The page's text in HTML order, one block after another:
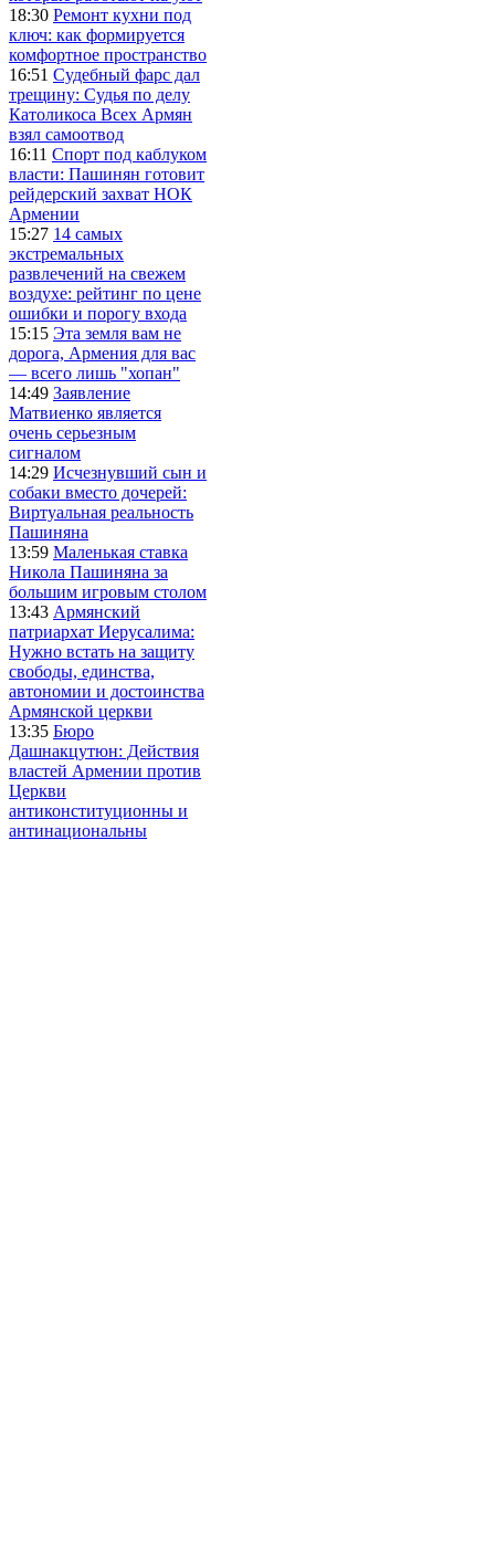
18:30 Ремонт кухни под
ключ: как формируется
комфортное пространство
16:51 Судебный фарс дал
трещину: Судья по делу
Католикоса Всех Армян
взял самоотвод
16:11 Спорт под каблуком
власти: Пашинян готовит
рейдерский захват НОК
Армении
15:27 14 самых
экстремальных
развлечений на свежем
воздухе: рейтинг по цене
ошибки и порогу входа
15:15 Эта земля вам не
дорога, Армения для вас
— всего лишь "хопан"
14:49 Заявление
Матвиенко является
очень серьезным
сигналом
14:29 Исчезнувший сын и
собаки вместо дочерей:
Виртуальная реальность
Пашиняна
13:59 Маленькая ставка
Никола Пашиняна за
большим игровым столом
13:43 Армянский
патриархат Иерусалима:
Нужно встать на защиту
свободы, единства,
автономии и достоинства
Армянской церкви
13:35 Бюро
Дашнакцутюн: Действия
властей Армении против
Церкви
антиконституционны и
антинациональны